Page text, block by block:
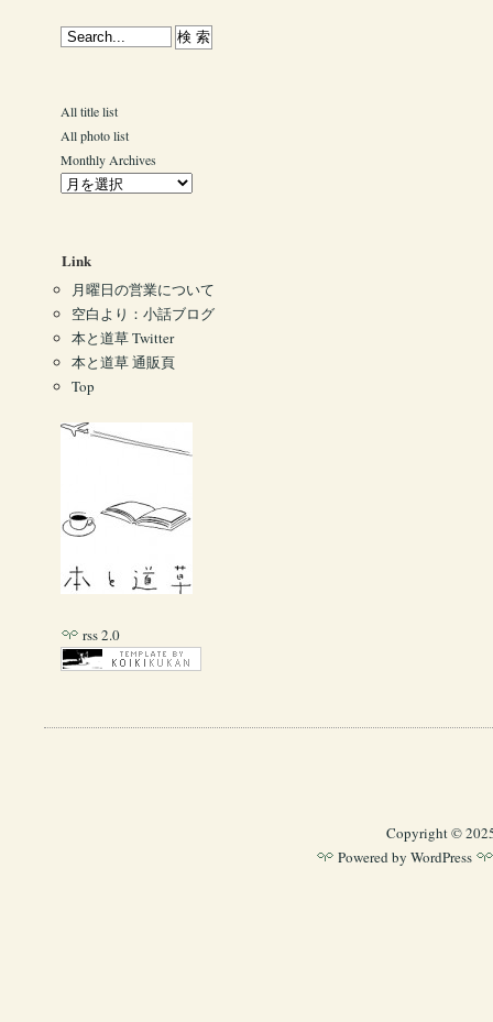
All title list
All photo list
Monthly Archives
Link
月曜日の営業について
空白より：小話ブログ
本と道草 Twitter
本と道草 通販頁
Top
rss 2.0
Copyright ©
Powered by WordPress